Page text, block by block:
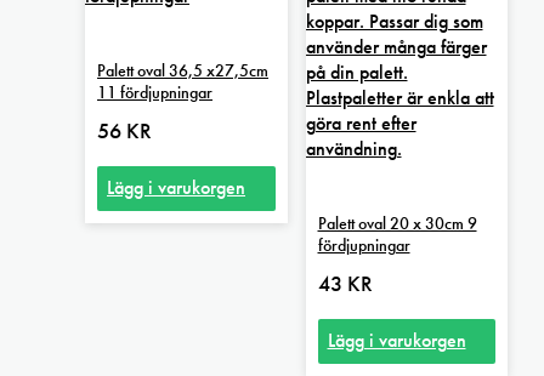
Palett oval 36,5 x27,5cm
11 fördjupningar
56 KR
Lägg i varukorgen
Palett oval 20 x 30cm 9
fördjupningar
43 KR
Lägg i varukorgen